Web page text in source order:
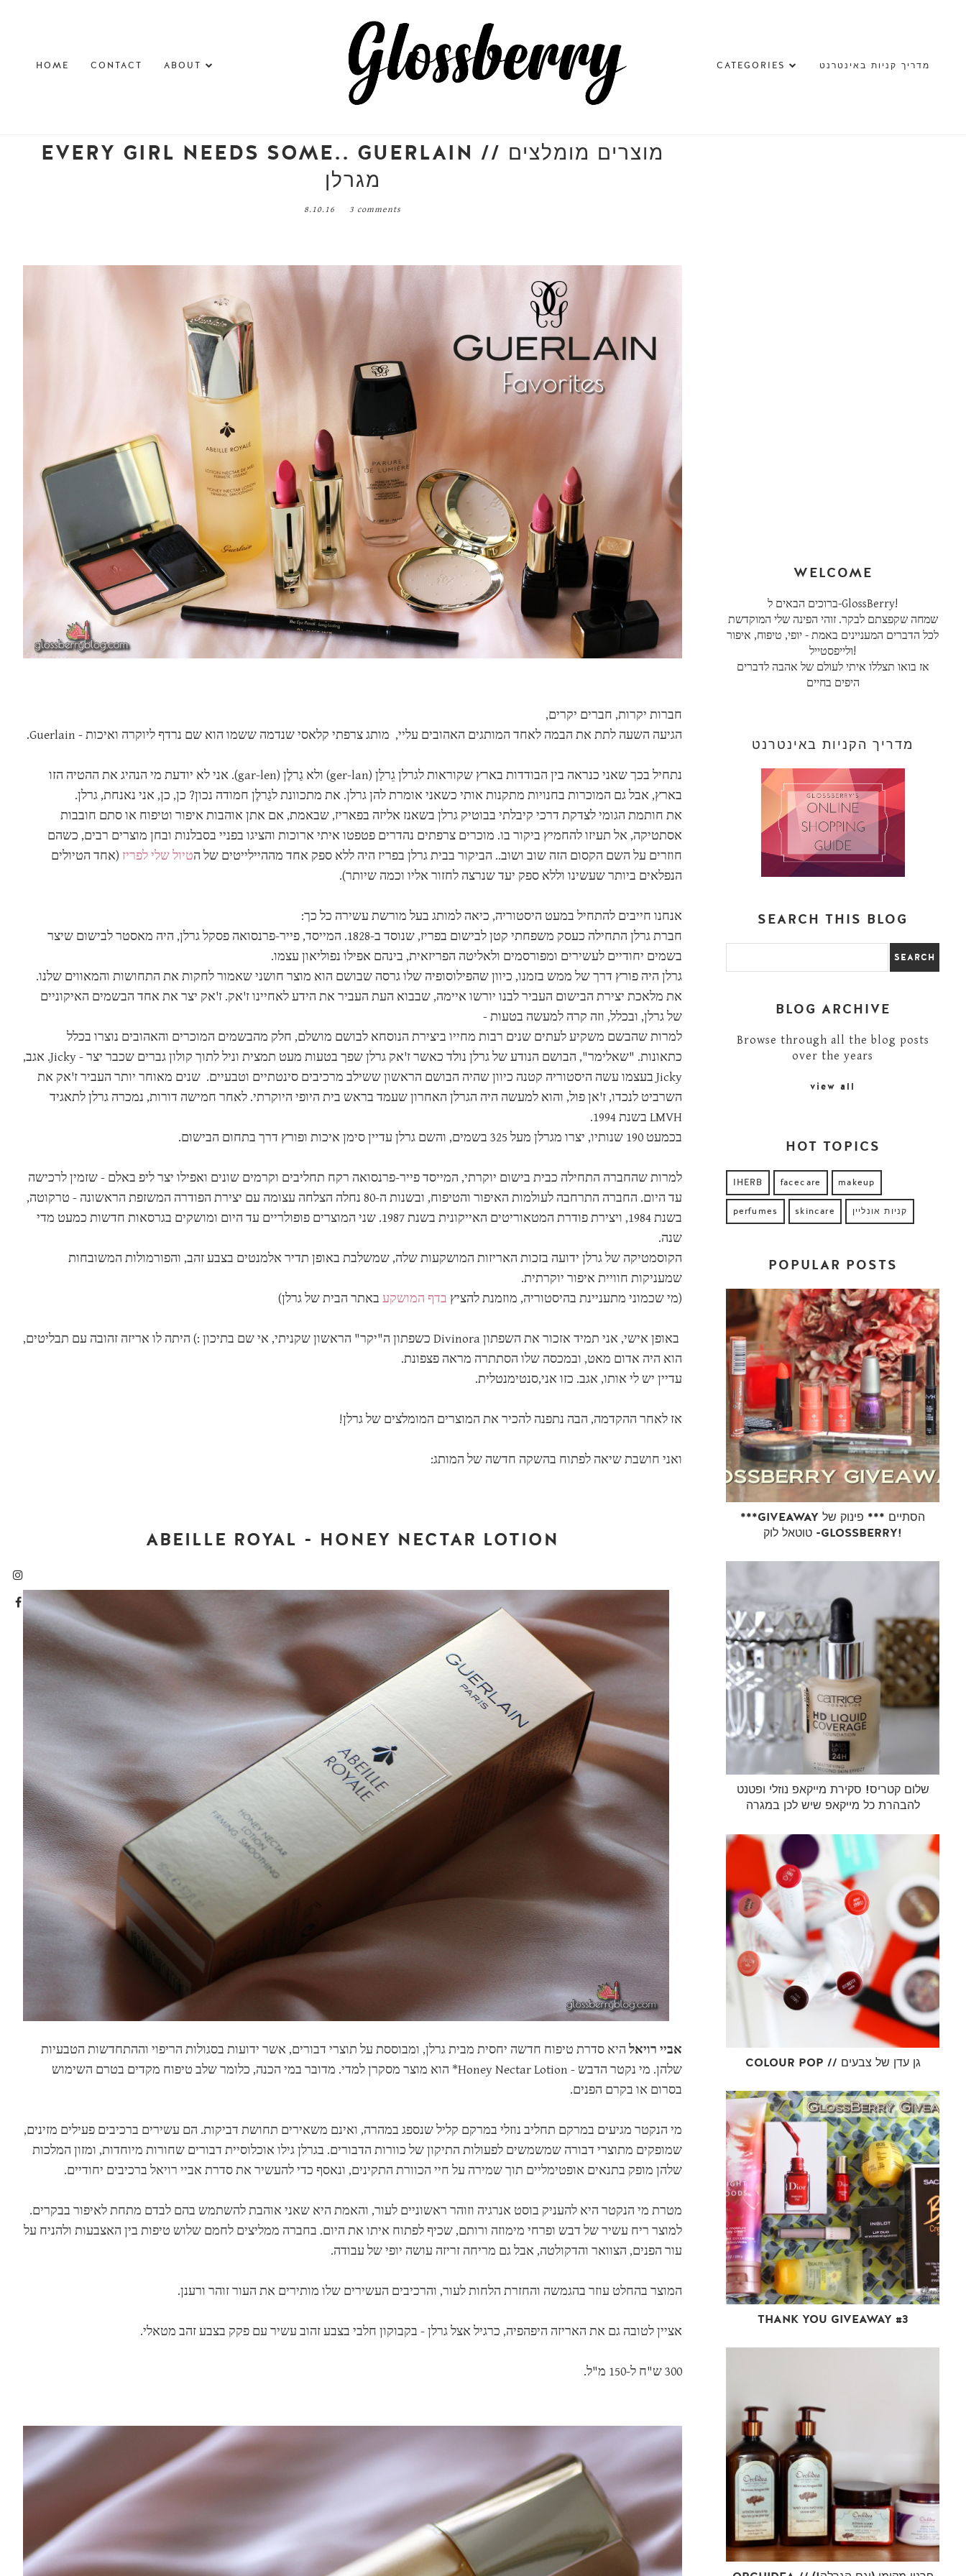
HOME CONTACT ABOUT CATEGORIES מדריך קניות באינטרנט
EVERY GIRL NEEDS SOME.. GUERLAIN // מוצרים מומלצים
מגרלן
8.10.16 3 comments
חברות יקרות, חברים יקרים,
הגיעה השעה לתת את הבמה לאחד המותגים האהובים עליי, מותג צרפתי קלאסי שנדמה ששמו הוא שם נרדף ליוקרה ואיכות - Guerlain.
נתחיל בכך שאני כנראה בין הבודדות בארץ שקוראות לגרלן גֵרלַן (ger-lan) ולא גַרלֶן (gar-len). אני לא יודעת מי הנהיג את ההטיה הזו
בארץ, אבל גם המוכרות בחנויות מתקנות אותי כשאני אומרת להן גרלן. את מתכוונת לגַרלֶן חמודה נכון? כן, כן, אני נאנחת, גרלן.
את חותמת הגומי לצדקת דרכי קיבלתי בבוטיק גרלן בשאנז אליזה בפאריז, שבאמת, אם אתן אוהבות איפור וטיפוח או סתם חובבות
אסתטיקה, אל תעיזו להחמיץ ביקור בו. מוכרים צרפתים נהדרים פטפטו איתי ארוכות והציגו בפניי בסבלנות ובחן מוצרים רבים, כשהם
חוזרים על השם הקסום הזה שוב ושוב.. הביקור בבית גרלן בפריז היה ללא ספק אחד מההיילייטים של הטיול שלי לפריז (אחד הטיולים
הנפלאים ביותר שעשינו וללא ספק יעד שנרצה לחזור אליו וכמה שיותר).
אנחנו חייבים להתחיל במעט היסטוריה, כיאה למותג בעל מורשת עשירה כל כך:
חברת גרלן התחילה כעסק משפחתי קטן לבישום בפריז, שנוסד ב-1828. המייסד, פייר-פרנסואה פסקל גרלן, היה מאסטר לבישום שיצר
בשמים יחודיים לעשירים ומפורסמים ולאליטה הפריזאית, בינהם אפילו נפוליאון עצמו.
גרלן היה פורץ דרך של ממש בזמנו, כיוון שהפילוסופיה שלו גרסה שבושם הוא מוצר חושני שאמור לחקות את התחושות והמאווים שלנו.
את מלאכת יצירת הבישום העביר לבנו יורשו איימה, שבבוא העת העביר את הידע לאחיינו ז'אק. ז'אק יצר את אחד הבשמים האיקוניים
של גרלן, ובכלל, וזה קרה למעשה בטעות -
למרות שהבשם משקיע לעתים שנים רבות מחייו ביצירת הנוסחא לבושם מושלם, חלק מהבשמים המוכרים והאהובים נוצרו בכלל
כתאונות. "שאלימר", הבושם הנודע של גרלן נולד כאשר ז'אק גרלן שפך בטעות מעט תמצית וניל לתוך קולון גברים שכבר יצר - Jicky. אגב,
Jicky בעצמו עשה היסטוריה קטנה כיוון שהיה הבושם הראשון ששילב מרכיבים סינטתיים וטבעיים. שנים מאוחר יותר העביר ז'אק את
השרביט לנכדו, ז'אן פול, והוא למעשה היה הגרלן האחרון שעמד בראש בית היופי היוקרתי. לאחר חמישה דורות, נמכרה גרלן לתאגיד
LMVH בשנת 1994.
בכמעט 190 שנותיו, יצרו מגרלן מעל 325 בשמים, והשם גרלן עדיין סימן איכות ופורץ דרך בתחום הבישום.
למרות שהחברה התחילה כבית בישום יוקרתי, המייסד פייר-פרנסואה רקח תחליבים וקרמים שונים ואפילו יצר ליפ באלם - שזמין לרכישה
עד היום. החברה התרחבה לעולמות האיפור והטיפוח, ובשנות ה-80 נחלה הצלחה עצומה עם יצירת הפודרה המשזפת הראשונה - טרקוטה,
בשנת 1984, ויצירת פודרת המטאוריטים האייקונית בשנת 1987. שני המוצרים פופולריים עד היום ומושקים בגרסאות חדשות כמעט מדי
שנה.
הקוסמטיקה של גרלן ידועה בזכות האריזות המושקעות שלה, שמשלבת באופן תדיר אלמנטים בצבע זהב, והפורמולות המשובחות
שמעניקות חוויית איפור יוקרתית.
(מי שכמוני מתעניינת בהיסטוריה, מוזמנת להציץ בדף המושקע באתר הבית של גרלן)
באופן אישי, אני תמיד אזכור את השפתון Divinora כשפתון ה"יקר" הראשון שקניתי, אי שם בתיכון :) היתה לו אריזה זהובה עם תבליטים,
הוא היה אדום מאט, ובמכסה שלו הסתתרה מראה פצפונת.
עדיין יש לי אותו, אגב. כזו אני,סנטימנטלית.
אז לאחר ההקדמה, הבה נתפנה להכיר את המוצרים המומלצים של גרלן!
ואני חושבת שיאה לפתוח בהשקה חדשה של המותג:
ABEILLE ROYAL - HONEY NECTAR LOTION
אביי רויאל היא סדרת טיפוח חדשה יחסית מבית גרלן, ומבוססת על תוצרי דבורים, אשר ידועות בסגולות הריפוי וההתחדשות הטבעיות
שלהן. מי נקטר הדבש - Honey Nectar Lotion* הוא מוצר מסקרן למדי. מדובר במי הכנה, כלומר שלב טיפוח מקדים בטרם השימוש
בסרום או בקרם הפנים.
מי הנקטר מגיעים במרקם תחליב נוזלי במרקם קליל שנספג במהרה, ואינם משאירים תחושת דביקות. הם עשירים ברכיבים פעילים מזינים,
שמופקים מתוצרי דבורה שמשמשים לפעולות התיקון של כוורות הדבורים. בגרלן גילו אוכלוסיית דבורים שחורות מיוחדות, ומזון המלכות
שלהן מופק בתנאים אופטימליים תוך שמירה על חיי הכוורת התקינים, ונאסף כדי להעשיר את סדרת אביי רויאל ברכיבים יחודיים.
מטרת מי הנקטר היא להעניק בוסט אנרגיה וזוהר ראשוניים לעור, והאמת היא שאני אוהבת להשתמש בהם לבדם מתחת לאיפור בבקרים.
למוצר ריח עשיר של דבש ופרחי מימוזה ורותם, שכיף לפתוח איתו את היום. בחברה ממליצים לחמם שלוש טיפות בין האצבעות ולהניח על
עור הפנים, הצוואר והדקולטה, אבל גם מריחה זריזה עושה יופי של עבודה.
המוצר בהחלט עוזר בהגמשה והחזרת הלחות לעור, והרכיבים העשירים שלו מותירים את העור זוהר ורענן.
אציין לטובה גם את האריזה היפהפיה, כרגיל אצל גרלן - בקבוקון חלבי בצבע זהוב עשיר עם פקק בצבע זהב מטאלי.
300 ש"ח ל-150 מ"ל.
WELCOME
ברוכים הבאים ל-GlossBerry!
שמחה שקפצתם לבקר. זוהי הפינה שלי המוקדשת
לכל הדברים המעניינים באמת - יופי, טיפוח, איפור
ולייפסטייל!
אז בואו תצללו איתי לעולם של אהבה לדברים
היפים בחיים
מדריך הקניות באינטרנט
SEARCH THIS BLOG
BLOG ARCHIVE
Browse through all the blog posts
over the years
view all
HOT TOPICS
IHERB facecare makeup
perfumes skincare קניות אונליין
POPULAR POSTS
***GIVEAWAY הסתיים *** פינוק של
טוטאל לוק -GLOSSBERRY!
שלום קטריס! סקירת מייקאפ נוזלי ופטנט
להבהרת כל מייקאפ שיש לכן במגרה
COLOUR POP // גן עדן של צבעים
THANK YOU GIVEAWAY #3